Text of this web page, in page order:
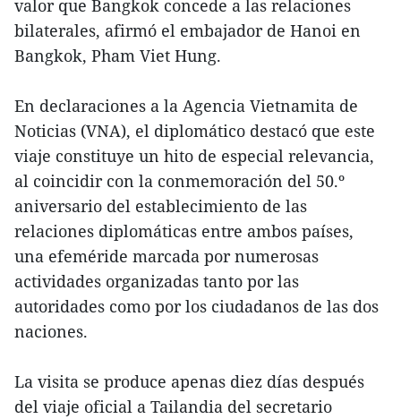
valor que Bangkok concede a las relaciones
bilaterales, afirmó el embajador de Hanoi en
Bangkok, Pham Viet Hung.
En declaraciones a la Agencia Vietnamita de
Noticias (VNA), el diplomático destacó que este
viaje constituye un hito de especial relevancia,
al coincidir con la conmemoración del 50.º
aniversario del establecimiento de las
relaciones diplomáticas entre ambos países,
una efeméride marcada por numerosas
actividades organizadas tanto por las
autoridades como por los ciudadanos de las dos
naciones.
La visita se produce apenas diez días después
del viaje oficial a Tailandia del secretario